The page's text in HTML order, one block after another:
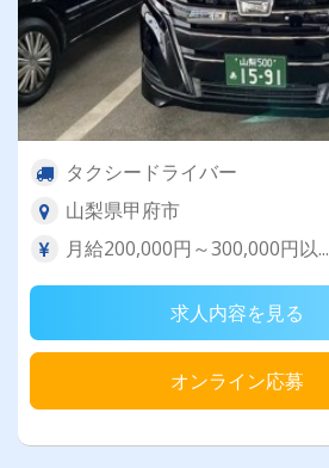
タクシードライバー
山梨県甲府市
月給200,000円～300,000円以...
求人内容を見る
オンライン応募